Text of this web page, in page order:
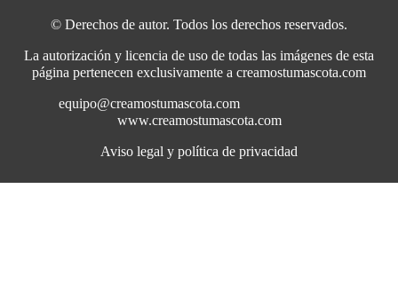
© Derechos de autor. Todos los derechos reservados.
La autorización y licencia de uso de todas las imágenes de esta
página pertenecen exclusivamente a creamostumascota.com
equipo@creamostumascota.com
www.creamostumascota.com
Aviso legal y política de privacidad